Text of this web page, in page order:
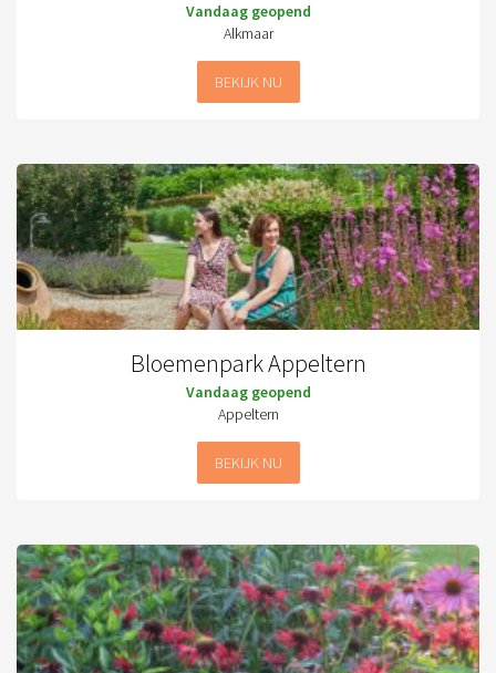
Vandaag geopend
Alkmaar
BEKIJK NU
Bloemenpark Appeltern
Vandaag geopend
Appeltern
BEKIJK NU